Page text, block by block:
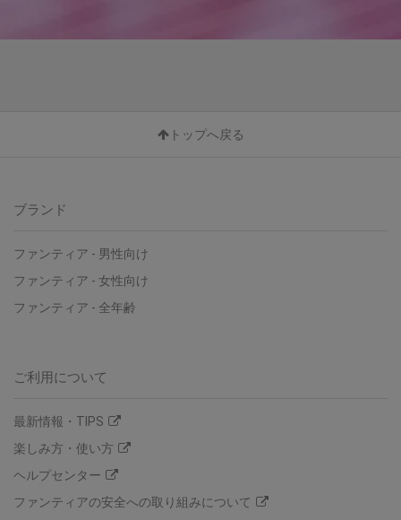
トップへ戻る
ブランド
ファンティア - 男性向け
ファンティア - 女性向け
ファンティア - 全年齢
ご利用について
最新情報・TIPS
楽しみ方・使い方
ヘルプセンター
ファンティアの安全への取り組みについて